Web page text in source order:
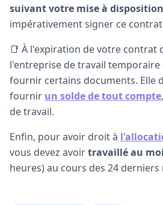
suivant votre mise à disposition
impérativement signer ce
📑 À l'expiration de votre contrat
l'entreprise de travail
fournir certains documents. Elle
fournir un solde de tout compte
de travail.
Enfin, pour avoir droit à
vous devez avoirtravaillé au
heures) au cours des 24 derniers